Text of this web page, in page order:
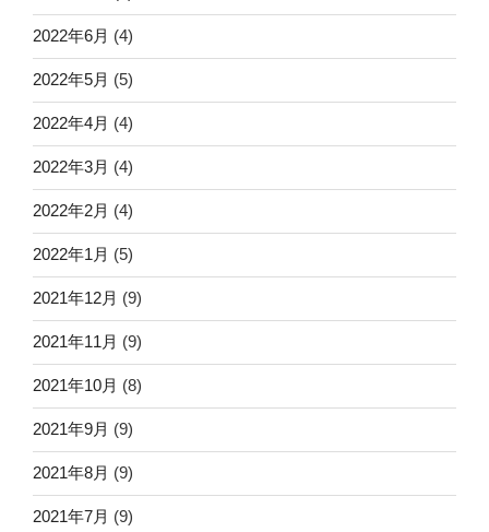
2022年6月 (4)
2022年5月 (5)
2022年4月 (4)
2022年3月 (4)
2022年2月 (4)
2022年1月 (5)
2021年12月 (9)
2021年11月 (9)
2021年10月 (8)
2021年9月 (9)
2021年8月 (9)
2021年7月 (9)